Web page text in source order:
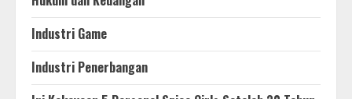
Industri Game
Industri Penerbangan